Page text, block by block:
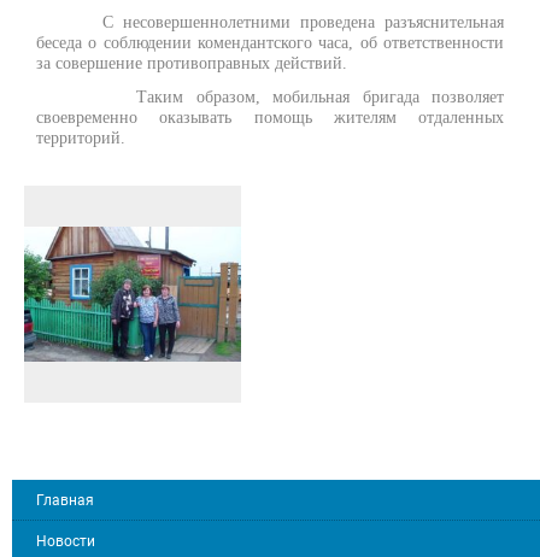
С несовершеннолетними проведена разъяснительная
беседа о соблюдении комендантского часа, об ответственности
за совершение противоправных действий.
Таким образом, мобильная бригада позволяет
своевременно оказывать помощь жителям отдаленных
территорий.
Главная
Новости